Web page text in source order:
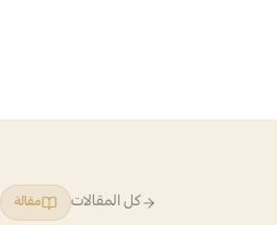
كل المقالات مقالة